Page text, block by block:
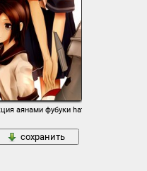
аянами фубуки hatsuyuki
сохранить